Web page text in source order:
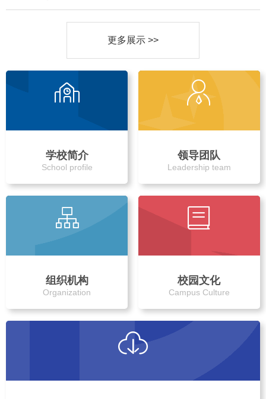
更多展示 >>
学校简介
School profile
领导团队
Leadership team
组织机构
Organization
校园文化
Campus Culture